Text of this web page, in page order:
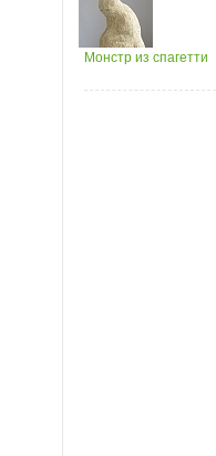
Монстр из спагетти